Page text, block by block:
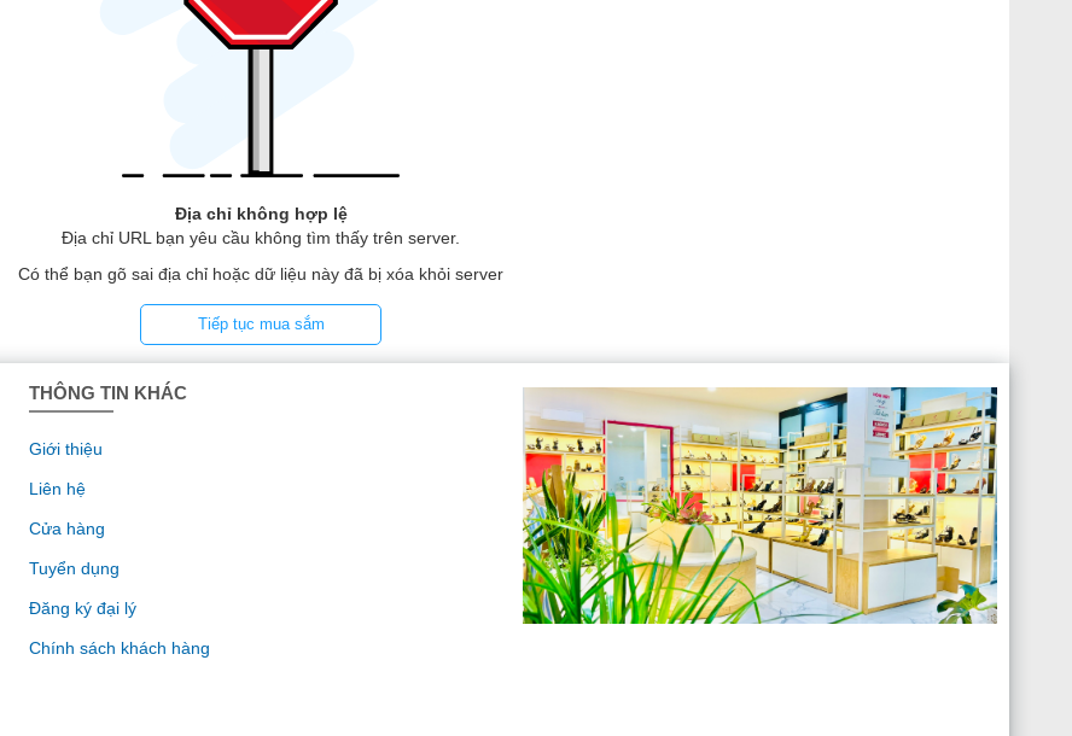
Địa chỉ không hợp lệ
Địa chỉ URL bạn yêu cầu không tìm thấy trên server.
Có thể bạn gõ sai địa chỉ hoặc dữ liệu này đã bị xóa khỏi server
Tiếp tục mua sắm
THÔNG TIN KHÁC
Giới thiệu
Liên hệ
Cửa hàng
Tuyển dụng
Đăng ký đại lý
Chính sách khách hàng